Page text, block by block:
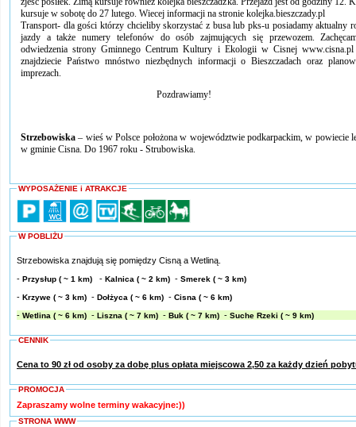
kursuje w sobotę do 27 lutego. Wiecej informacji na stronie kolejka.bieszczady.pl
Transport- dla gości którzy chcieliby skorzystać z busa lub pks-u posiadamy aktualny
jazdy a także numery telefonów do osób zajmujących się przewozem.
odwiedzenia strony Gminnego Centrum Kultury i Ekologii w Cisnej www.cisna.pl
znajdziecie Państwo mnóstwo niezbędnych informacji o Bieszczadach oraz
imprezach.
Pozdrawiamy!
Strzebowiska – wieś w Polsce położona w województwie podkarpackim, w powiecie
w gminie Cisna. Do 1967 roku - Strubowiska.
WYPOSAŻENIE i ATRAKCJE
W POBLIŻU
Strzebowiska znajdują się pomiędzy Cisną a Wetliną.
- Przysłup ( ~ 1 km) - Kalnica ( ~ 2 km) - Smerek ( ~ 3 km)
- Krzywe ( ~ 3 km) - Dołżyca ( ~ 6 km) - Cisna ( ~ 6 km)
- Wetlina ( ~ 6 km) - Liszna ( ~ 7 km) - Buk ( ~ 7 km) - Suche Rzeki ( ~ 9 km)
CENNIK
Cena to 90 zł od osoby za dobę plus opłata miejscowa 2,50 za każdy dzień
PROMOCJA
Zapraszamy wolne terminy wakacyjne:))
STRONA WWW